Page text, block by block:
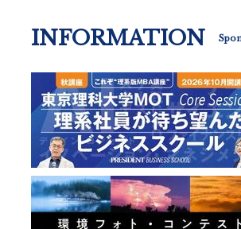
INFORMATION